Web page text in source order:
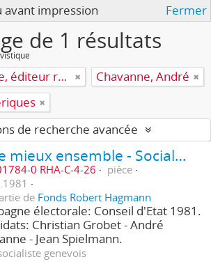
avant impression Fermer
de 1 résultats
Cristin, Jean-Pierre, éditeur responsable
Chavanne, André
de recherche avancée
Faire mieux ensemble - Socialiste
0 RHA-C-4-26
pièce
de Fonds Robert Hagmann
électorale: Conseil d'Etat 1981.
Christian Grobet - André
- Jean Spielmann.
genevois